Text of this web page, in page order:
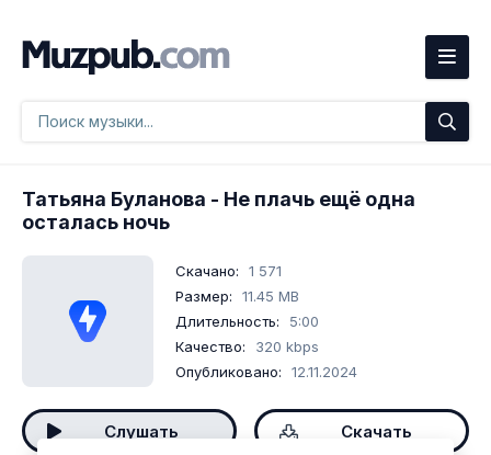
Татьяна Буланова - Не плачь ещё одна
осталась ночь
Скачано:
1 571
Размер:
11.45 MB
Длительность:
5:00
Качество:
320 kbps
Опубликовано:
12.11.2024
Слушать Скачать